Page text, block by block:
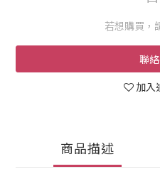
若想購買，
聯
加入
商品描述